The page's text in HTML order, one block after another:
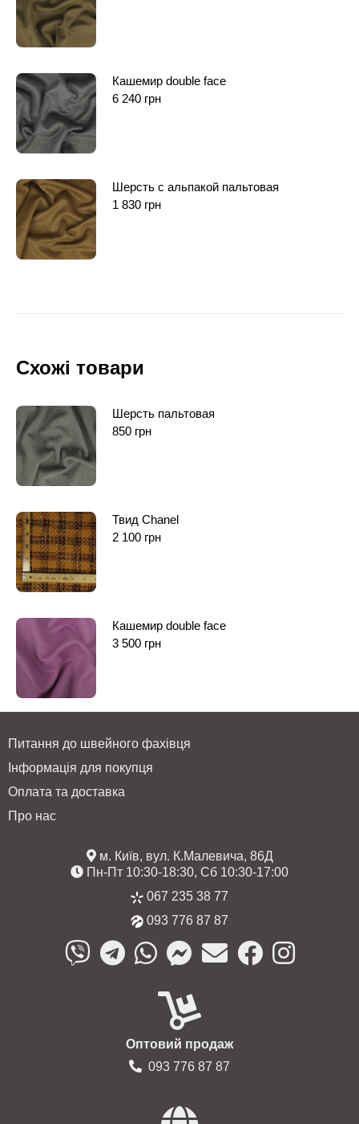
Кашемир double face
6 240 грн
Шерсть с альпакой пальтовая
1 830 грн
Схожі товари
Шерсть пальтовая
850 грн
Твид Chanel
2 100 грн
Кашемир double face
3 500 грн
Питання до швейного фахівця
Інформація для покупця
Оплата та доставка
Про нас
м. Київ, вул. К.Малевича, 86Д
Пн-Пт 10:30-18:30, Сб 10:30-17:00
067 235 38 77
093 776 87 87
Оптовий продаж
093 776 87 87